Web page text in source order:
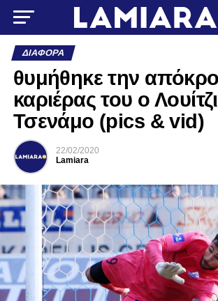
ΔΙΆΦΟΡΑ
θυμήθηκε την
καριέρας του ο Λουίτζι
Τσενάμο (pics & vid)
22/02/2020
Lamiara